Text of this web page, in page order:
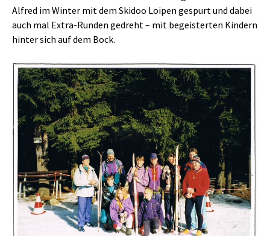
Alfred im Winter mit dem Skidoo Loipen gespurt und dabei
auch mal Extra-Runden gedreht – mit begeisterten Kindern
hinter sich auf dem Bock.